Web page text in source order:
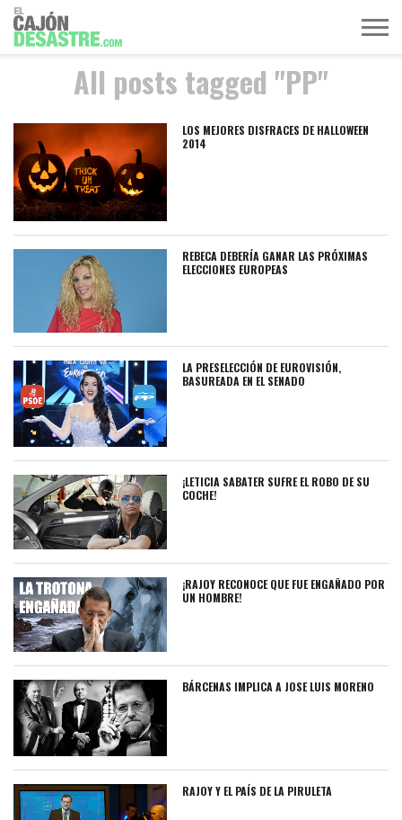
MÚSICA
TELEVISIÓN
POLÍTICA
ACTUALIDAD
EUROVISIÓN
All posts tagged "PP"
LOS MEJORES DISFRACES DE HALLOWEEN
2014
REBECA DEBERÍA GANAR LAS PRÓXIMAS
ELECCIONES EUROPEAS
LA PRESELECCIÓN DE EUROVISIÓN,
BASUREADA EN EL SENADO
¡LETICIA SABATER SUFRE EL ROBO DE SU
COCHE!
¡RAJOY RECONOCE QUE FUE ENGAÑADO POR
UN HOMBRE!
BÁRCENAS IMPLICA A JOSE LUIS MORENO
RAJOY Y EL PAÍS DE LA PIRULETA